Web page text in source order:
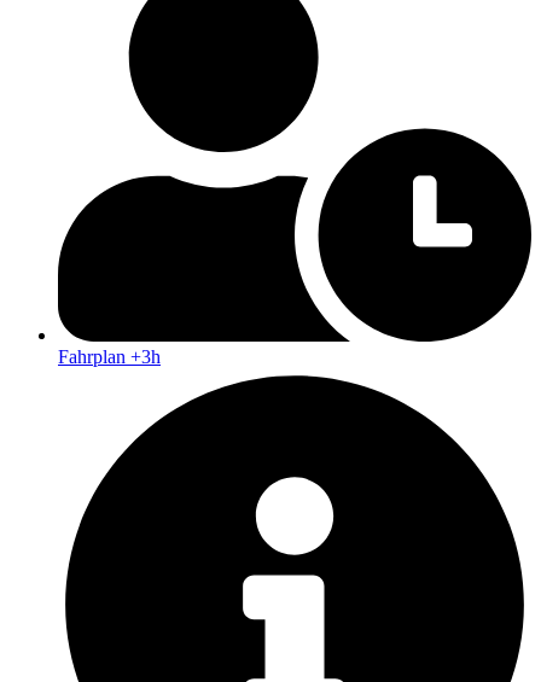
Fahrplan +3h